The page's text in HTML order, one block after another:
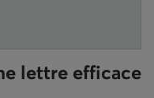
lettre efficace